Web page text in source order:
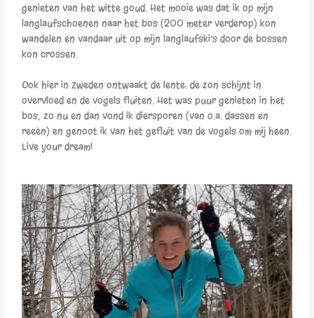
genieten van het witte goud. Het mooie was dat ik op mijn
langlaufschoenen naar het bos (200 meter verderop) kon
wandelen en vandaar uit op mijn langlaufski’s door de bossen
kon crossen.
Ook hier in Zweden ontwaakt de lente: de zon schijnt in
overvloed en de vogels fluiten. Het was puur genieten in het
bos, zo nu en dan vond ik diersporen (van o.a. dassen en
reeën) en genoot ik van het gefluit van de vogels om mij heen.
Live your dream!